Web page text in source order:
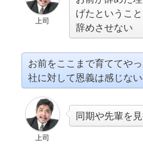
上司
げたというこ
辞めさせない
お前をここまで育ててや
社に対して恩義は感じない
上司
同期や先輩を